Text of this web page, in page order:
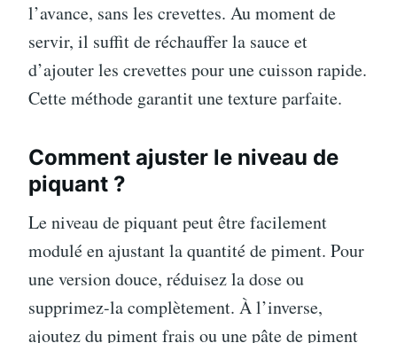
l’avance, sans les crevettes. Au moment de
servir, il suffit de réchauffer la sauce et
d’ajouter les crevettes pour une cuisson rapide.
Cette méthode garantit une texture parfaite.
Comment ajuster le niveau de
piquant ?
Le niveau de piquant peut être facilement
modulé en ajustant la quantité de piment. Pour
une version douce, réduisez la dose ou
supprimez-la complètement. À l’inverse,
ajoutez du piment frais ou une pâte de piment